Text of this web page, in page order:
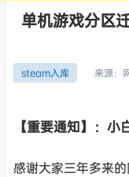
单机游戏分区
steam入库 来源：
【重要通知】：
感谢大家三年多来的